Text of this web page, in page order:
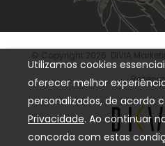
© Copyright 2026. DIVIA
Utilizamos cookies
oferecer melhor
personalizados, de acordo
Privacidade. Ao continuar
concorda com estas